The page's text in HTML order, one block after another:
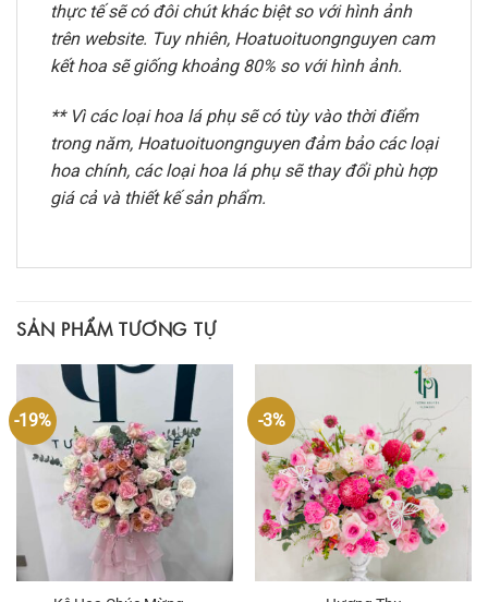
thực tế sẽ có đôi chút khác biệt so với hình ảnh
trên website. Tuy nhiên, Hoatuoituongnguyen cam
kết hoa sẽ giống khoảng 80% so với hình ảnh.
** Vì các loại hoa lá phụ sẽ có tùy vào thời điểm
trong năm, Hoatuoituongnguyen đảm bảo các loại
hoa chính, các loại hoa lá phụ sẽ thay đổi phù hợp
giá cả và thiết kế sản phẩm.
SẢN PHẨM TƯƠNG TỰ
-19% -3%